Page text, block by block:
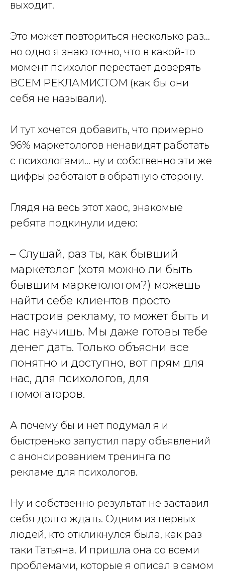
выходит.
Это может повториться несколько раз…
но одно я знаю точно, что в какой-то
момент психолог перестает доверять
ВСЕМ РЕКЛАМИСТОМ (как бы они
себя не называли).
И тут хочется добавить, что примерно
96% маркетологов ненавидят работать
с психологами… ну и собственно эти же
цифры работают в обратную сторону.
Глядя на весь этот хаос, знакомые
ребята подкинули идею:
– Слушай, раз ты, как бывший
маркетолог (хотя можно ли быть
бывшим маркетологом?) можешь
найти себе клиентов просто
настроив рекламу, то может быть и
нас научишь. Мы даже готовы тебе
денег дать. Только объясни все
понятно и доступно, вот прям для
нас, для психологов, для
помогаторов.
А почему бы и нет подумал я и
быстренько запустил пару объявлений
с анонсированием тренинга по
рекламе для психологов.
Ну и собственно результат не заставил
себя долго ждать. Одним из первых
людей, кто откликнулся была, как раз
таки Татьяна. И пришла она со всеми
проблемами, которые я описал в самом